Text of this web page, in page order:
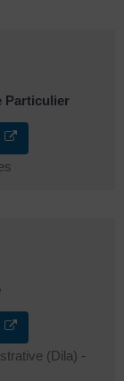
Particulier
(Dila) -